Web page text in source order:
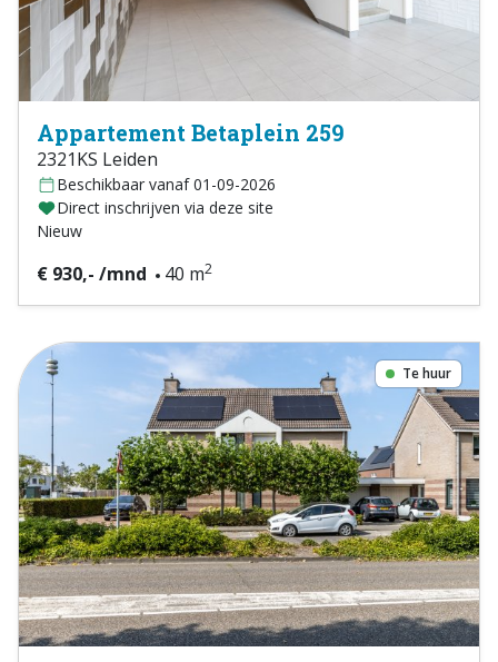
Appartement Betaplein 259
2321KS Leiden
Beschikbaar vanaf 01-09-2026
Direct inschrijven via deze site
Nieuw
€ 930,- /mnd 40 m2
Te huur